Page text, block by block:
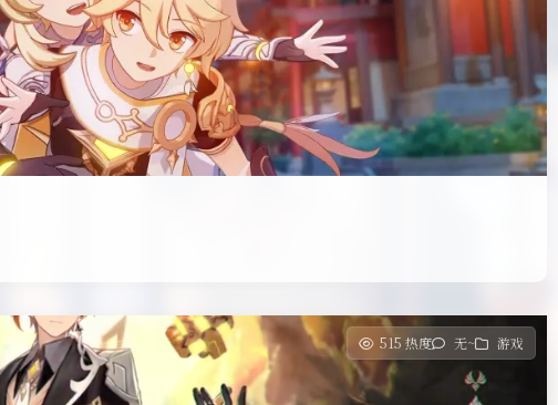
515 热度 无~ 游戏